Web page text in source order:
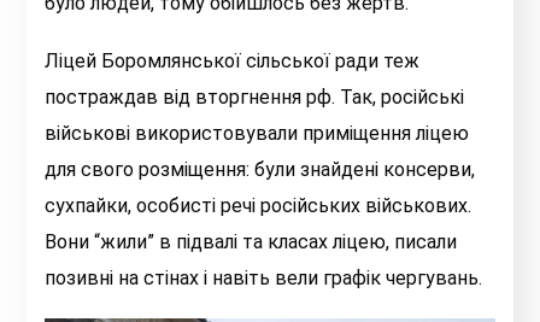
Ліцей Боромлянської сільської ради теж
постраждав від вторгнення рф. Так, російські
військові використовували приміщення ліцею
для свого розміщення: були знайдені консерви,
сухпайки, особисті речі російських військових.
Вони “жили” в підвалі та класах ліцею, писали
позивні на стінах і навіть вели графік чергувань.